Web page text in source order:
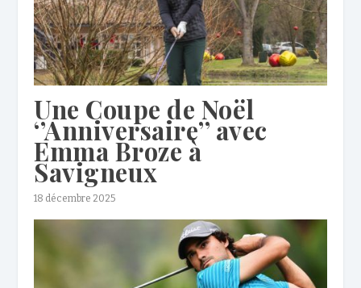
Une Coupe de Noël
‘’Anniversaire’’ avec
Emma Broze à
Savigneux
18 décembre 2025